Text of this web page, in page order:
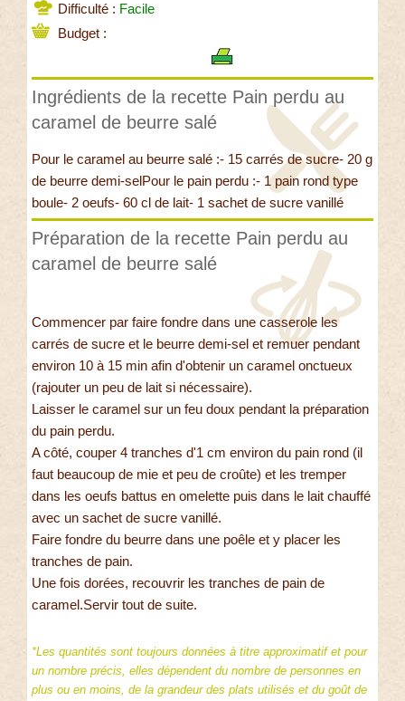
Difficulté : Facile
Budget :
Ingrédients de la recette Pain perdu au
caramel de beurre salé
Pour le caramel au beurre salé :- 15 carrés de sucre- 20 g
de beurre demi-selPour le pain perdu :- 1 pain rond type
boule- 2 oeufs- 60 cl de lait- 1 sachet de sucre vanillé
Préparation de la recette Pain perdu au
caramel de beurre salé
Commencer par faire fondre dans une casserole les
carrés de sucre et le beurre demi-sel et remuer pendant
environ 10 à 15 min afin d'obtenir un caramel onctueux
(rajouter un peu de lait si nécessaire).
Laisser le caramel sur un feu doux pendant la préparation
du pain perdu.
A côté, couper 4 tranches d'1 cm environ du pain rond (il
faut beaucoup de mie et peu de croûte) et les tremper
dans les oeufs battus en omelette puis dans le lait chauffé
avec un sachet de sucre vanillé.
Faire fondre du beurre dans une poêle et y placer les
tranches de pain.
Une fois dorées, recouvrir les tranches de pain de
caramel.Servir tout de suite.
*Les quantités sont toujours données à titre approximatif et pour
un nombre précis, elles dépendent du nombre de personnes en
plus ou en moins, de la grandeur des plats utilisés et du goût de